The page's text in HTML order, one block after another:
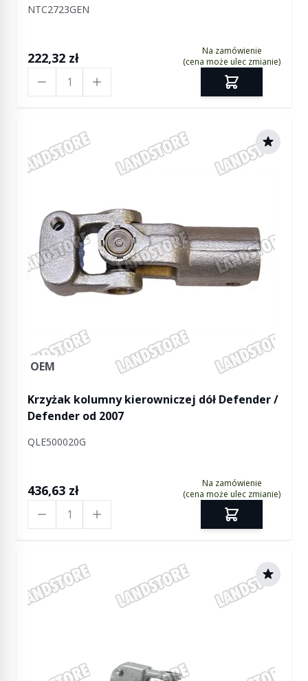
NTC2723GEN
222,32 zł
Na zamówienie
(cena może ulec zmianie)
OEM
Krzyżak kolumny kierowniczej dół Defender /
Defender od 2007
QLE500020G
436,63 zł
Na zamówienie
(cena może ulec zmianie)